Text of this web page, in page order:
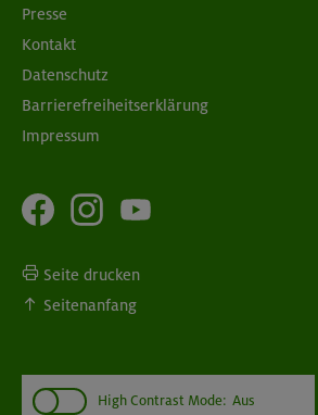
Presse
Kontakt
Datenschutz
Barrierefreiheitserklärung
Impressum
Seite drucken
Seitenanfang
High Contrast Mode: Aus